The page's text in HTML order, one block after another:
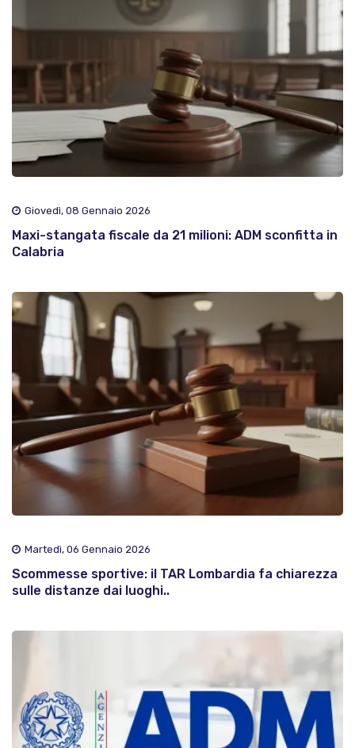
Giovedì, 08 Gennaio 2026
Maxi-stangata fiscale da 21 milioni: ADM sconfitta in
Calabria
Martedì, 06 Gennaio 2026
Scommesse sportive: il TAR Lombardia fa chiarezza
sulle distanze dai luoghi..